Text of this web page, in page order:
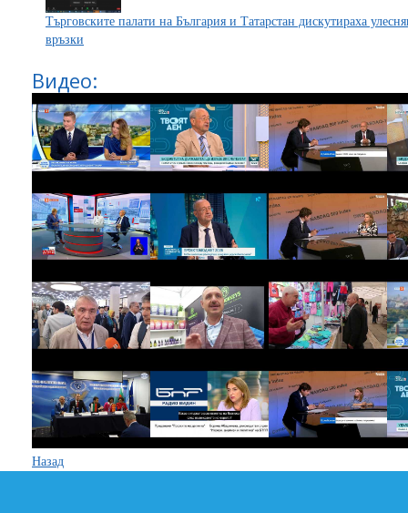
Търговските палати на България и Татарстан дискутираха
връзки
Видео:
Назад